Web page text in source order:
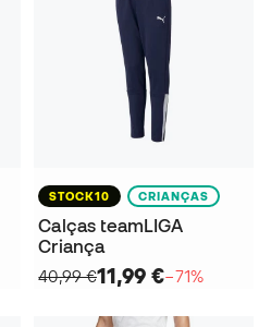
STOCK10 CRIANÇAS
Calças teamLIGA
Criança
40,99 €11,99 €−71%